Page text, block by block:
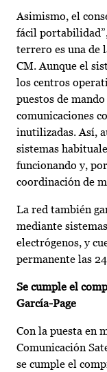
Asimismo, el
fácil
terrero es una de
CM. Aunque el
los centros
puestos de
comunicaciones
inutilizadas. Así,
sistemas
funcionando y,
coordinación de
La red también
mediante
electrógenos, y
permanente las
Se cumple el
García-Page
Con la puesta en
Comunicación
se cumple el